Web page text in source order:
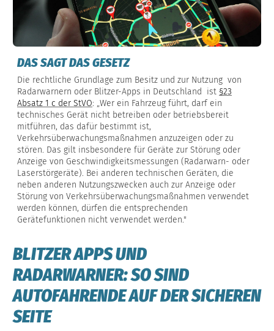
DAS SAGT DAS GESETZ
Die rechtliche Grundlage zum Besitz und zur Nutzung von
Radarwarnern oder Blitzer-Apps in Deutschland ist §23
Absatz 1 c der StVO: „Wer ein Fahrzeug führt, darf ein
technisches Gerät nicht betreiben oder betriebsbereit
mitführen, das dafür bestimmt ist,
Verkehrsüberwachungsmaßnahmen anzuzeigen oder zu
stören. Das gilt insbesondere für Geräte zur Störung oder
Anzeige von Geschwindigkeitsmessungen (Radarwarn- oder
Laserstörgeräte). Bei anderen technischen Geräten, die
neben anderen Nutzungszwecken auch zur Anzeige oder
Störung von Verkehrsüberwachungsmaßnahmen verwendet
werden können, dürfen die entsprechenden
Gerätefunktionen nicht verwendet werden."
BLITZER APPS UND
RADARWARNER: SO SIND
AUTOFAHRENDE AUF DER SICHEREN
SEITE